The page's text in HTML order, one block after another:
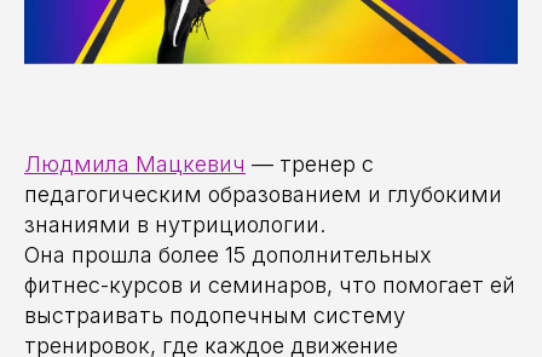
Людмила Мацкевич — тренер с
педагогическим образованием и глубокими
знаниями в нутрициологии.
Она прошла более 15 дополнительных
фитнес-курсов и семинаров, что помогает ей
выстраивать подопечным систему
тренировок, где каждое движение